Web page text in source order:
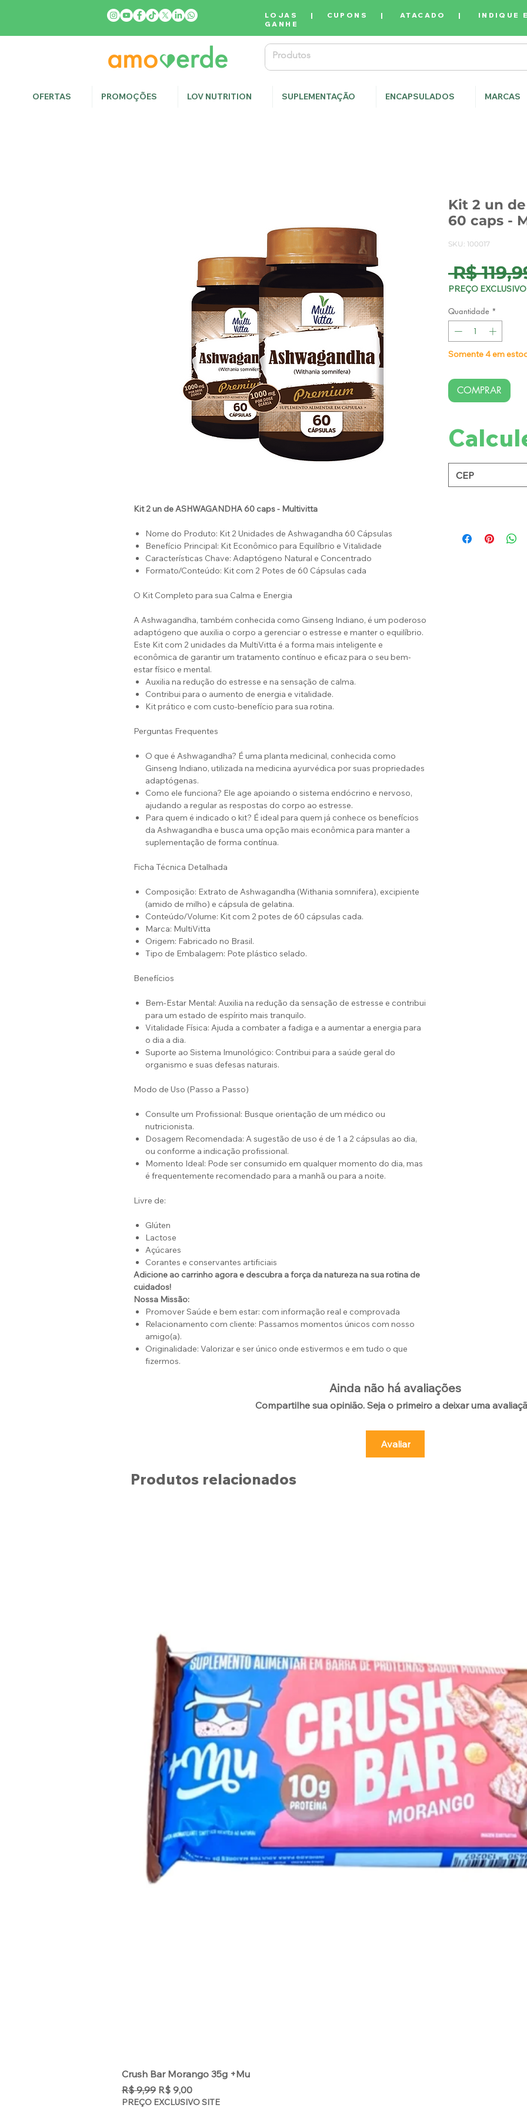
LOJAS | CUPONS |ATACADO | INDIQUE
GANHE
Kit 2 un de ASHWAGANDHA 60 caps - Multivitta
Nome do Produto: Kit 2 Unidades de Ashwagandha 60 Cápsulas
Benefício Principal: Kit Econômico para Equilíbrio e Vitalidade
Características Chave: Adaptógeno Natural e Concentrado
Formato/Conteúdo: Kit com 2 Potes de 60 Cápsulas cada
O Kit Completo para sua Calma e Energia
A Ashwagandha, também conhecida como Ginseng Indiano, é um poderoso
adaptógeno que auxilia o corpo a gerenciar o estresse e manter o equilíbrio.
Este Kit com 2 unidades da MultiVitta é a forma mais inteligente e
econômica de garantir um tratamento contínuo e eficaz para o seu bem-
estar físico e mental.
Auxilia na redução do estresse e na sensação de calma.
Contribui para o aumento de energia e vitalidade.
Kit prático e com custo-benefício para sua rotina.
Perguntas Frequentes
O que é Ashwagandha? É uma planta medicinal, conhecida como
Ginseng Indiano, utilizada na medicina ayurvédica por suas propriedades
adaptógenas.
Como ele funciona? Ele age apoiando o sistema endócrino e nervoso,
ajudando a regular as respostas do corpo ao estresse.
Para quem é indicado o kit? É ideal para quem já conhece os benefícios
da Ashwagandha e busca uma opção mais econômica para manter a
suplementação de forma contínua.
Ficha Técnica Detalhada
Composição: Extrato de Ashwagandha (Withania somnifera), excipiente
(amido de milho) e cápsula de gelatina.
Conteúdo/Volume: Kit com 2 potes de 60 cápsulas cada.
Marca: MultiVitta
Origem: Fabricado no Brasil.
Tipo de Embalagem: Pote plástico selado.
Benefícios
Bem-Estar Mental: Auxilia na redução da sensação de estresse e contribui
para um estado de espírito mais tranquilo.
Vitalidade Física: Ajuda a combater a fadiga e a aumentar a energia para
o dia a dia.
Suporte ao Sistema Imunológico: Contribui para a saúde geral do
organismo e suas defesas naturais.
Modo de Uso (Passo a Passo)
Consulte um Profissional: Busque orientação de um médico ou
nutricionista.
Dosagem Recomendada: A sugestão de uso é de 1 a 2 cápsulas ao dia,
ou conforme a indicação profissional.
Momento Ideal: Pode ser consumido em qualquer momento do dia, mas
é frequentemente recomendado para a manhã ou para a noite.
Livre de:
Glúten
Lactose
Açúcares
Corantes e conservantes artificiais
Adicione ao carrinho agora e descubra a força da natureza na sua rotina de
cuidados!
Nossa Missão:
Promover Saúde e bem estar: com informação real e comprovada
Relacionamento com cliente: Passamos momentos únicos com nosso
amigo(a).
Originalidade: Valorizar e ser único onde estivermos e em tudo o que
fizermos.
Kit 2 un
60 caps -
SKU: 100017
R$
PREÇO
Quantidade *
Somente 4 em
COMPRAR
Ainda não há avaliações
Compartilhe sua opinião. Seja o primeiro a deixar uma
Avaliar
Produtos relacionados
Crush Bar Morango 35g +Mu
Preço normal
R$ 9,99 Preço promocional
R$ 9,00
PREÇO EXCLUSIVO SITE
OFERTAS PROMOÇÕES LOV NUTRITION SUPLEMENTAÇÃO ENCAPSULADOS MARCAS